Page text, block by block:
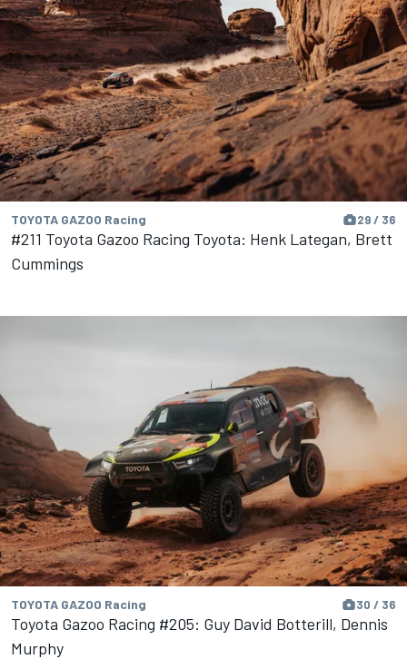
TOYOTA GAZOO Racing 29 / 36
#211 Toyota Gazoo Racing Toyota: Henk Lategan, Brett
Cummings
TOYOTA GAZOO Racing 30 / 36
Toyota Gazoo Racing #205: Guy David Botterill, Dennis
Murphy